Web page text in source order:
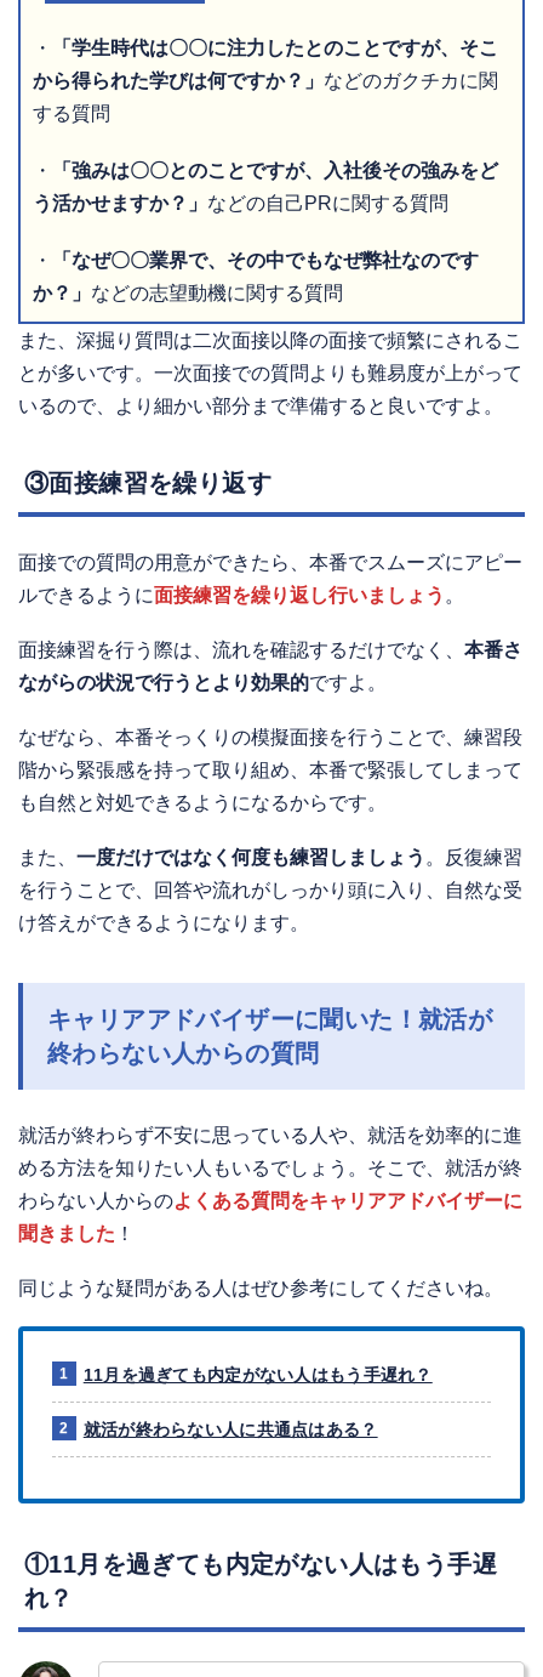
・
「学生時代は〇〇に注力したとのことですが、そこ
から得られた学びは何ですか？」 などのガクチカに関
する質問
・
「強みは〇〇とのことですが、入社後その強みをど
う活かせますか？」 などの自己PRに関する質問
・
「なぜ〇〇業界で、その中でもなぜ弊社なのです
か？」 などの志望動機に関する質問
また、深掘り質問は二次面接以降の面接で頻繁にされるこ
とが多いです。一次面接での質問よりも難易度が上がって
いるので、より細かい部分まで準備すると良いですよ。
③面接練習を繰り返す
面接での質問の用意ができたら、本番でスムーズにアピー
ルできるように面接練習を繰り返し行いましょう 。
面接練習を行う際は、流れを確認するだけでなく、 本番さ
ながらの状況で行うとより効果的ですよ。
なぜなら、本番そっくりの模擬面接を行うことで、練習段
階から緊張感を持って取り組め、本番で緊張してしまって
も自然と対処できるようになるからです。
また、 一度だけではなく何度も練習しましょう 。反復練習
を行うことで、回答や流れがしっかり頭に入り、自然な受
け答えができるようになります。
キャリアアドバイザーに聞いた！就活が
終わらない人からの質問
就活が終わらず不安に思っている人や、就活を効率的に進
める方法を知りたい人もいるでしょう。そこで、就活が終
わらない人からのよくある質問をキャリアアドバイザーに
聞きました ！
同じような疑問がある人はぜひ参考にしてくださいね。
11月を過ぎても内定がない人はもう手遅れ？
就活が終わらない人に共通点はある？
①11月を過ぎても内定がない人はもう手遅
れ？